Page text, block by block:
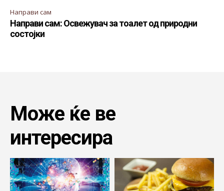
Направи сам
Направи сам: Освежувач за тоалет од природни
состојки
Може ќе ве
интересира